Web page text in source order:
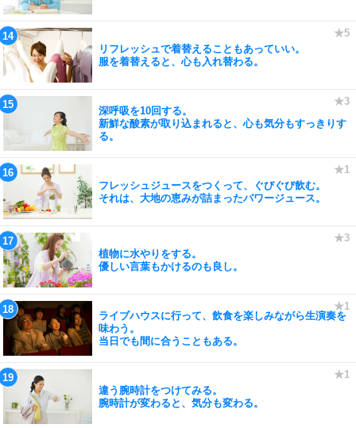
リフレッシュで着替えることもあっていい。
服を着替えると、心も入れ替わる。
深呼吸を10回する。
新鮮な酸素が取り込まれると、心も気分もすっきりす
る。
フレッシュジュースをつくって、ぐびぐび飲む。
それは、大地の恵みが詰まったパワージュース。
植物に水やりをする。
優しい言葉もかけるのも良し。
ライブハウスに行って、飲食を楽しみながら生演奏を
味わう。
当日でも間に合うこともある。
違う腕時計をつけてみる。
腕時計が変わると、気分も変わる。